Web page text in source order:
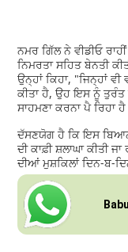
ਨਮਰ ਗਿੱਲ ਨੇ ਵੀਡੀਓ
ਨਿਮਰਤਾ ਸਹਿਤ ਬੇਨਤੀ
ਉਨ੍ਹਾਂ ਕਿਹਾ, "ਜਿਨ੍ਹਾਂ
ਕੀਤਾ ਹੈ, ਉਹ ਇਸ ਨੂੰ ਤੁਰੰਤ
ਸਾਹਮਣਾ ਕਰਨਾ ਪੈ ਰਿਹਾ
ਦੱਸਣਯੋਗ ਹੈ ਕਿ ਇਸ
ਦੀ ਕਾਫ਼ੀ ਸ਼ਲਾਘਾ ਕੀਤੀ
ਦੀਆਂ ਮੁਸ਼ਕਿਲਾਂ ਦਿਨ-ਬ-